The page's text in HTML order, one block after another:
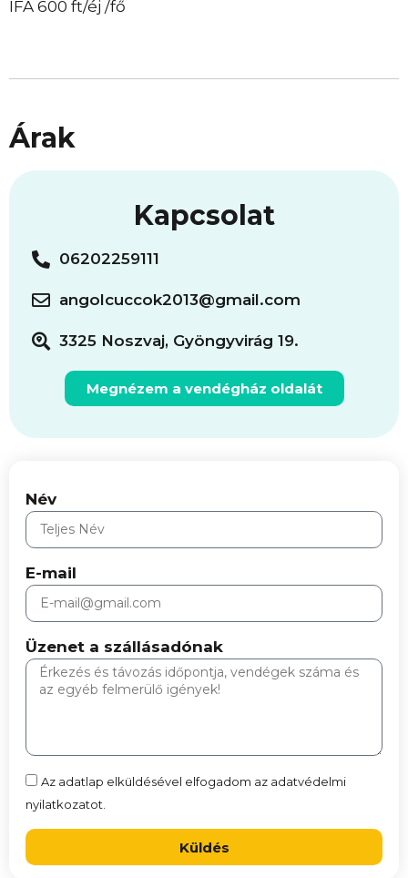
IFA 600 ft/éj /fő
Árak
Kapcsolat
06202259111
angolcuccok2013@gmail.com
3325 Noszvaj, Gyöngyvirág 19.
Megnézem a vendégház oldalát
Név
E-mail
Üzenet a szállásadónak
Az adatlap elküldésével elfogadom az adatvédelmi
nyilatkozatot.
Küldés